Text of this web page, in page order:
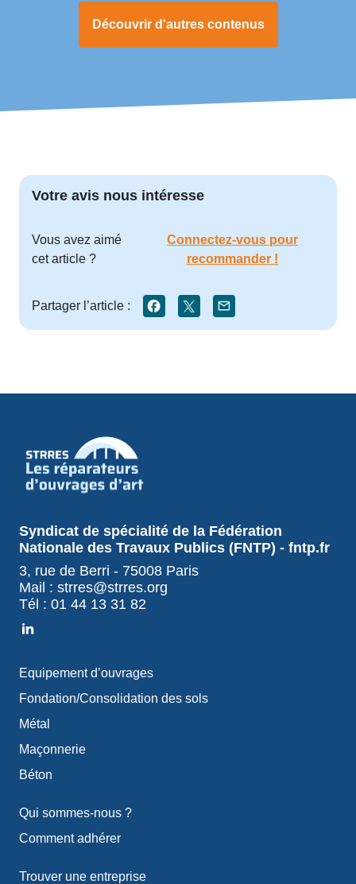
Découvrir d'autres contenus
Votre avis nous intéresse
Vous avez aimé
cet article ?
Connectez-vous pour
recommander !
Partager l’article :
Syndicat de spécialité de la Fédération
Nationale des Travaux Publics (FNTP) - fntp.fr
3, rue de Berri - 75008 Paris
Mail : strres@strres.org
Tél : 01 44 13 31 82
Equipement d’ouvrages
Fondation/Consolidation des sols
Métal
Maçonnerie
Béton
Qui sommes-nous ?
Comment adhérer
Trouver une entreprise